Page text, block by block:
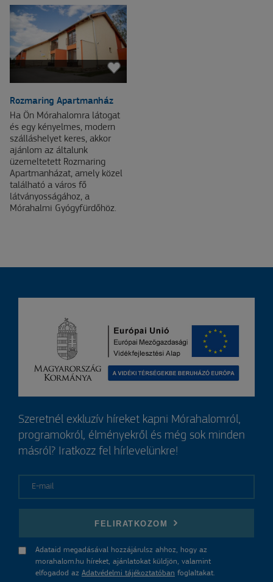
Rozmaring Apartmanház
Ha Ön Mórahalomra látogat
és egy kényelmes, modern
szálláshelyet keres, akkor
ajánlom az általunk
üzemeltetett Rozmaring
Apartmanházat, amely közel
található a város fő
látványosságához, a
Mórahalmi Gyógyfürdőhöz.
Szeretnél exkluzív híreket kapni Mórahalomról,
programokról, élményekről és még sok minden
másról? Iratkozz fel hírlevelünkre!
FELIRATKOZOM
Adataid megadásával hozzájárulsz ahhoz, hogy az
morahalom.hu híreket, ajánlatokat küldjön, valamint
elfogadod az Adatvédelmi tájékoztatóban foglaltakat.